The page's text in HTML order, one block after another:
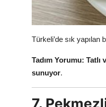
Türkeli’de sık yapılan
Tadım Yorumu: Tatlı
sunuyor.
7.